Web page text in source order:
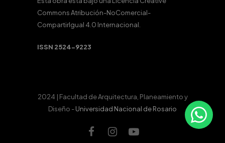
Commons Atribución-NoComercial-
CompartirIgual 4.0 Internacional.
ISSN 2524-9223
2024 | Facultad de Arquitectura, Planeamiento y
Diseño -Universidad Nacional de Rosario